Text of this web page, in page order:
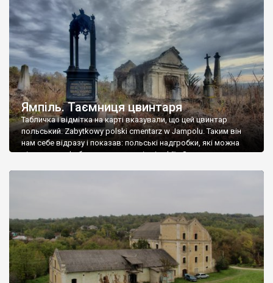
Ямпіль. Таємниця цвинтаря
Табличка і відмітка на карті вказували, що цей цвинтар
польський. Zabytkowy polski cmentarz w Jampolu. Таким він
нам себе відразу і показав: польські надгробки, які можна
віднести до фабричних, польські епітафії… Загалом цвинтар